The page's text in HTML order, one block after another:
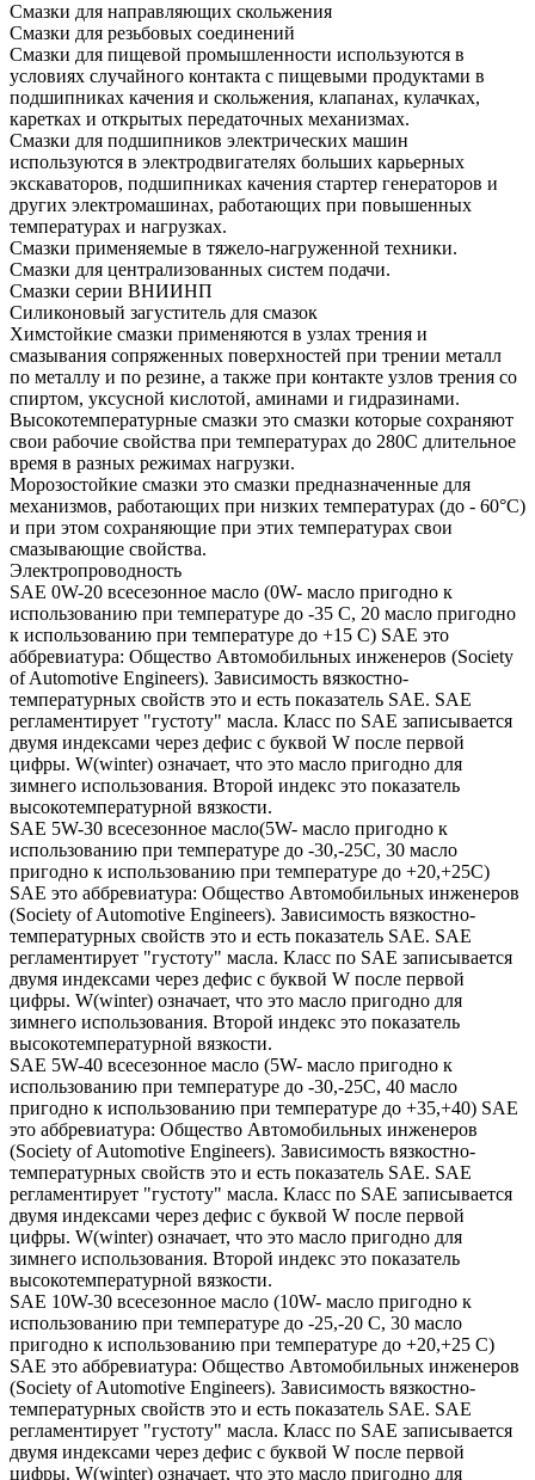
Смазки для направляющих скольжения
Смазки для резьбовых соединений
Смазки для пищевой промышленности используются в
условиях случайного контакта с пищевыми продуктами в
подшипниках качения и скольжения, клапанах, кулачках,
каретках и открытых передаточных механизмах.
Смазки для подшипников электрических машин
используются в электродвигателях больших карьерных
экскаваторов, подшипниках качения стартер генераторов и
других электромашинах, работающих при повышенных
температурах и нагрузках.
Смазки применяемые в тяжело-нагруженной техники.
Смазки для централизованных систем подачи.
Смазки серии ВНИИНП
Силиконовый загуститель для смазок
Химстойкие смазки применяются в узлах трения и
смазывания сопряженных поверхностей при трении металл
по металлу и по резине, а также при контакте узлов трения со
спиртом, уксусной кислотой, аминами и гидразинами.
Высокотемпературные смазки это смазки которые сохраняют
свои рабочие свойства при температурах до 280С длительное
время в разных режимах нагрузки.
Морозостойкие смазки это смазки предназначенные для
механизмов, работающих при низких температурах (до - 60°С)
и при этом сохраняющие при этих температурах свои
смазывающие свойства.
Электропроводность
SAE 0W-20 всесезонное масло (0W- масло пригодно к
использованию при температуре до -35 С, 20 масло пригодно
к использованию при температуре до +15 С) SAE это
аббревиатура: Общество Автомобильных инженеров (Society
of Automotive Engineers). Зависимость вязкостно-
температурных свойств это и есть показатель SAE. SAE
регламентирует "густоту" масла. Класс по SAE записывается
двумя индексами через дефис с буквой W после первой
цифры. W(winter) означает, что это масло пригодно для
зимнего использования. Второй индекс это показатель
высокотемпературной вязкости.
SAE 5W-30 всесезонное масло(5W- масло пригодно к
использованию при температуре до -30,-25С, 30 масло
пригодно к использованию при температуре до +20,+25С)
SAE это аббревиатура: Общество Автомобильных инженеров
(Society of Automotive Engineers). Зависимость вязкостно-
температурных свойств это и есть показатель SAE. SAE
регламентирует "густоту" масла. Класс по SAE записывается
двумя индексами через дефис с буквой W после первой
цифры. W(winter) означает, что это масло пригодно для
зимнего использования. Второй индекс это показатель
высокотемпературной вязкости.
SAE 5W-40 всесезонное масло (5W- масло пригодно к
использованию при температуре до -30,-25С, 40 масло
пригодно к использованию при температуре до +35,+40) SAE
это аббревиатура: Общество Автомобильных инженеров
(Society of Automotive Engineers). Зависимость вязкостно-
температурных свойств это и есть показатель SAE. SAE
регламентирует "густоту" масла. Класс по SAE записывается
двумя индексами через дефис с буквой W после первой
цифры. W(winter) означает, что это масло пригодно для
зимнего использования. Второй индекс это показатель
высокотемпературной вязкости.
SAE 10W-30 всесезонное масло (10W- масло пригодно к
использованию при температуре до -25,-20 С, 30 масло
пригодно к использованию при температуре до +20,+25 С)
SAE это аббревиатура: Общество Автомобильных инженеров
(Society of Automotive Engineers). Зависимость вязкостно-
температурных свойств это и есть показатель SAE. SAE
регламентирует "густоту" масла. Класс по SAE записывается
двумя индексами через дефис с буквой W после первой
цифры. W(winter) означает, что это масло пригодно для